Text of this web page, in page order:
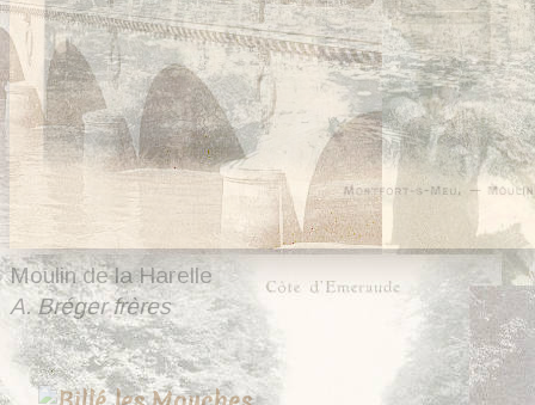
Moulin de la Harelle
A. Bréger frères